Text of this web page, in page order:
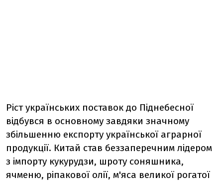
Ріст українських поставок до Піднебесної
відбувся в основному завдяки значному
збільшенню експорту української аграрної
продукції. Китай став беззаперечним лідером
з імпорту кукурудзи, шроту соняшника,
ячменю, ріпакової олії, м'яса великої рогатої